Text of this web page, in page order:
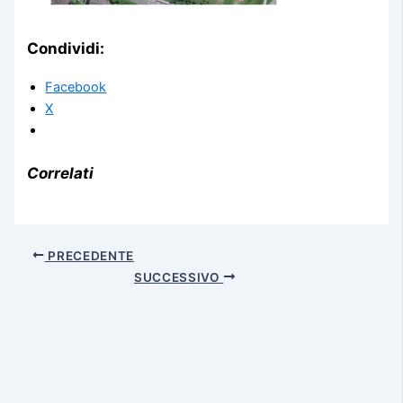
Condividi:
Facebook
X
Correlati
PRECEDENTE
SUCCESSIVO